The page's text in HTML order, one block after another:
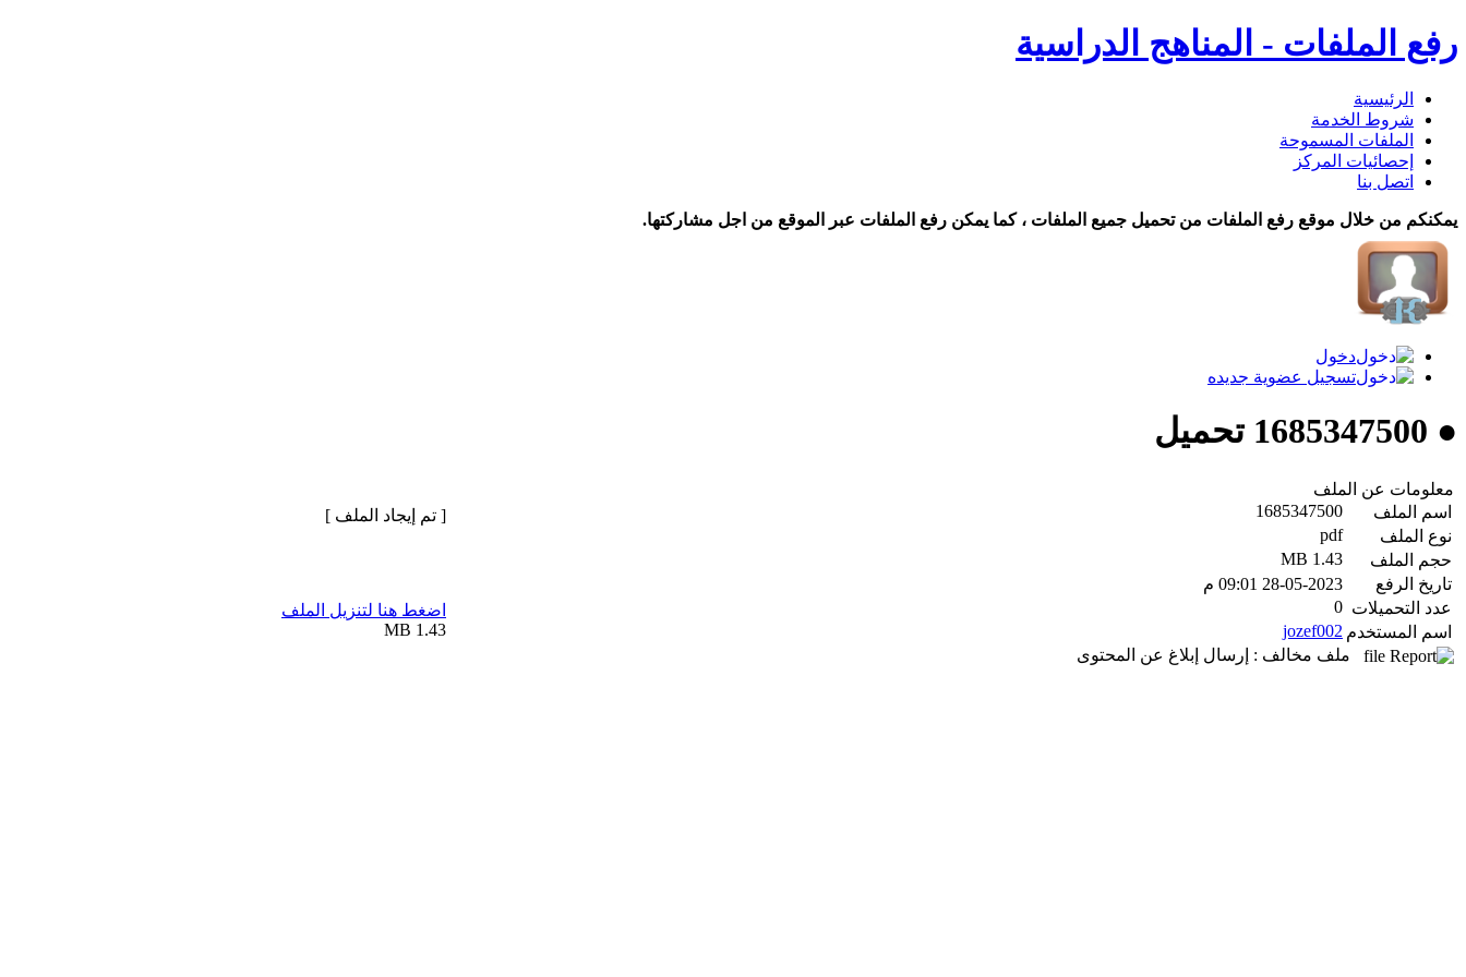
رفع الملفات - المناهج الدراسية
الرئيسية
شروط الخدمة
الملفات المسموحة
إحصائيات المركز
اتصل بنا
يمكنكم من خلال موقع رفع الملفات من تحميل جميع الملفات ، كما يمكن رفع الملفات عبر الموقع من اجل مشاركتها.
دخول
تسجيل عضوية جديده
● 1685347500 تحميل
معلومات عن الملف
اسم الملف
1685347500
نوع الملف
pdf
حجم الملف
1.43 MB
تاريخ الرفع
28-05-2023 09:01 م
عدد التحميلات 0
اسم المستخدم jozef002
ملف مخالف : إرسال إبلاغ عن المحتوى
[ تم إيجاد الملف ]
اضغط هنا لتنزيل الملف
1.43 MB